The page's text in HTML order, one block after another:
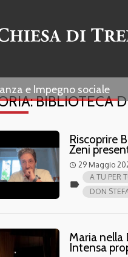
e Impegno sociale
BIBLIOTECA
Riscoprire
Zeni
access_time 29 Maggio
label
A TU PER
DON
Maria nella
Intensa